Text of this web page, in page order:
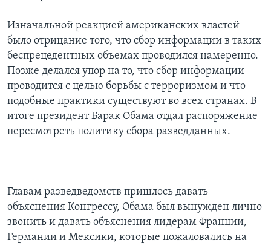
Изначальной реакцией американских властей
было отрицание того, что сбор информации в таких
беспрецедентных объемах проводился намеренно.
Позже делался упор на то, что сбор информации
проводится с целью борьбы с терроризмом и что
подобные практики существуют во всех странах. В
итоге президент Барак Обама отдал распоряжение
пересмотреть политику сбора разведданных.
Главам разведведомств пришлось давать
объяснения Конгрессу, Обама был вынужден лично
звонить и давать объяснения лидерам Франции,
Германии и Мексики, которые пожаловались на